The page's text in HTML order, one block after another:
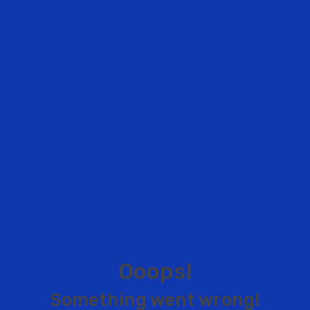
Ooops!
Something went wrong!